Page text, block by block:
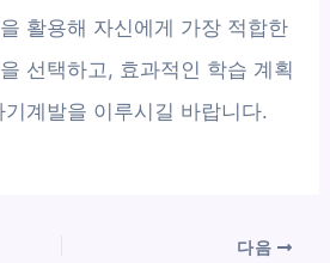
활용해 자신에게 가장 적합한
선택하고, 효과적인 학습 계획
계발을 이루시길 바랍니다.
다음